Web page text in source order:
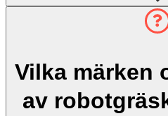
Vilka märken
av